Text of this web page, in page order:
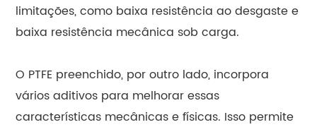
limitações, como baixa resistência ao desgaste e
baixa resistência mecânica sob carga.
O PTFE preenchido, por outro lado, incorpora
vários aditivos para melhorar essas
características mecânicas e físicas. Isso permite